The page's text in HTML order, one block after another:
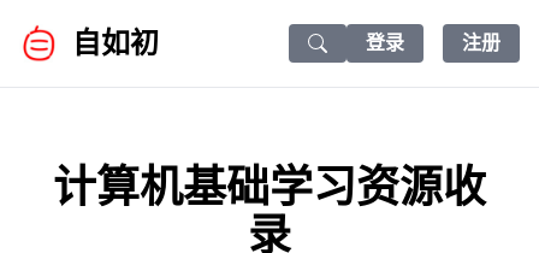
自如初
Search icon
登录 注册
计算机基础学习资源收
录